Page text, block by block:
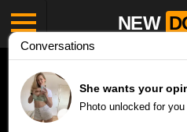
NEW
Kelsey Monroe Set 24